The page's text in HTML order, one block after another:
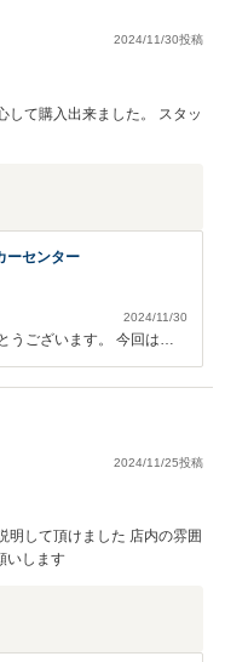
2024/11/30投稿
して購入出来ました。 スタッ
ーセンター
2024/11/30
うございます。 今回はこ
同心から感謝しておりま
りください。 今後とも、
2024/11/25投稿
明して頂けました 店内の雰囲
いします